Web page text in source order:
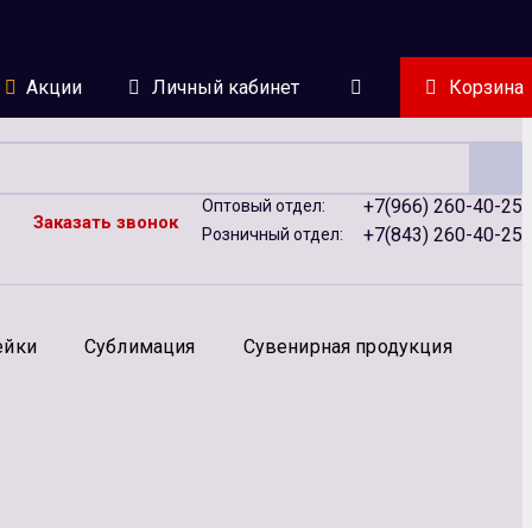
Акции Личный кабинет Корзина
Заказать звонок
Оптовый отдел: +7(966) 260-40-25
Розничный отдел: +7(843) 260-40-25
Сублимация
Сувенирная продукция